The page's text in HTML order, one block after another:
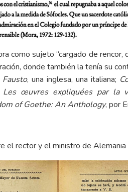
como sujeto “cargado de rencor,
donde también la tenía su
Fausto, una inglesa, una italiana;
Les œuvres expliquées par la
of Goethe: An Anthology, por
el rector y el ministro de